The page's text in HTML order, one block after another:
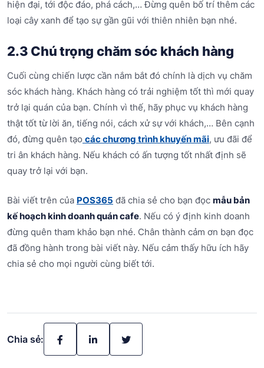
hiện đại, tới độc đáo, phá cách,… Đừng quên bố trí thêm các
loại cây xanh để tạo sự gần gũi với thiên nhiên bạn nhé.
2.3 Chú trọng chăm sóc khách hàng
Cuối cùng chiến lược cần nắm bắt đó chính là dịch vụ chăm
sóc khách hàng. Khách hàng có trải nghiệm tốt thì mới quay
trở lại quán của bạn. Chính vì thế, hãy phục vụ khách hàng
thật tốt từ lời ăn, tiếng nói, cách xử sự với khách,… Bên cạnh
đó, đừng quên tạo các chương trình khuyến mãi, ưu đãi để
tri ân khách hàng. Nếu khách có ấn tượng tốt nhất định sẽ
quay trở lại với bạn.
Bài viết trên của POS365 đã chia sẻ cho bạn đọc mẫu bản
kế hoạch kinh doanh quán cafe. Nếu có ý định kinh doanh
đừng quên tham khảo bạn nhé. Chân thành cảm ơn bạn đọc
đã đồng hành trong bài viết này. Nếu cảm thấy hữu ích hãy
chia sẻ cho mọi người cùng biết tới.
Chia sẻ: